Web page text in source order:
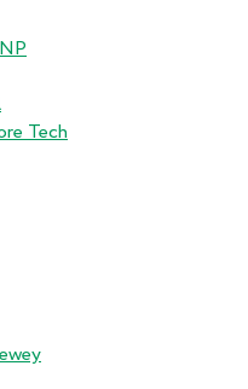
Tech